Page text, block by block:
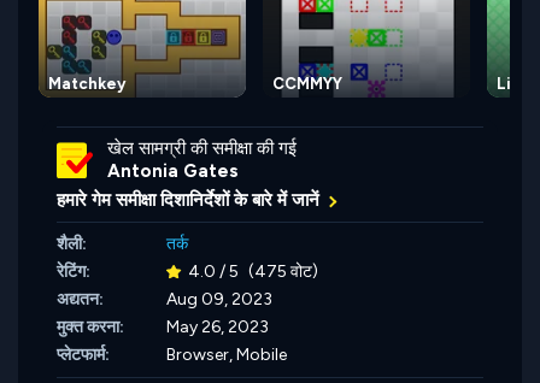
Matchkey CCMMYY Light
खेल सामग्री की समीक्षा की गई
Antonia Gates
हमारे गेम समीक्षा दिशानिर्देशों के बारे में जानें
शैली:
तर्क
रेटिंग:
4.0 / 5 (475 वोट)
अद्यतन:
Aug 09, 2023
मुक्त करना:
May 26, 2023
प्लेटफार्म:
Browser, Mobile